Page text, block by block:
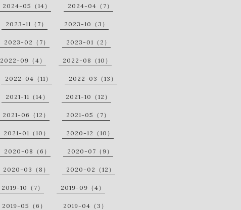
2024-05（14） 2024-04（7）
2023-11（7） 2023-10（3）
2023-02（7） 2023-01（2）
2022-09（4） 2022-08（10）
2022-04（11） 2022-03（13）
2021-11（14） 2021-10（12）
2021-06（12） 2021-05（7）
2021-01（10） 2020-12（10）
2020-08（6） 2020-07（9）
2020-03（8） 2020-02（12）
2019-10（7） 2019-09（4）
2019-05（6） 2019-04（3）